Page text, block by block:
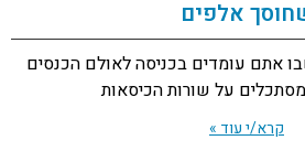
אלפים
אתם עומדים בכניסה לאולם הכנסים
על שורות הכיסאות
קרא/י עוד »